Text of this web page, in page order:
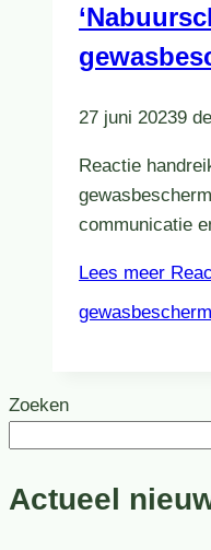
27 juni 20239
Reactie
communicatie
Lees meer
Zoeken
Actueel